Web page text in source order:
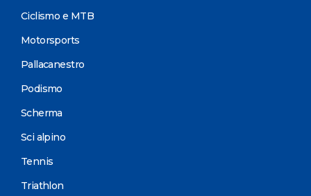
Ciclismo e MTB
Motorsports
Pallacanestro
Podismo
Scherma
Sci alpino
Tennis
Triathlon